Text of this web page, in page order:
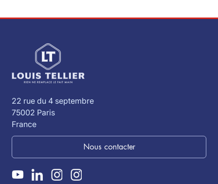
22 rue du 4 septembre
75002 Paris
France
Nous contacter